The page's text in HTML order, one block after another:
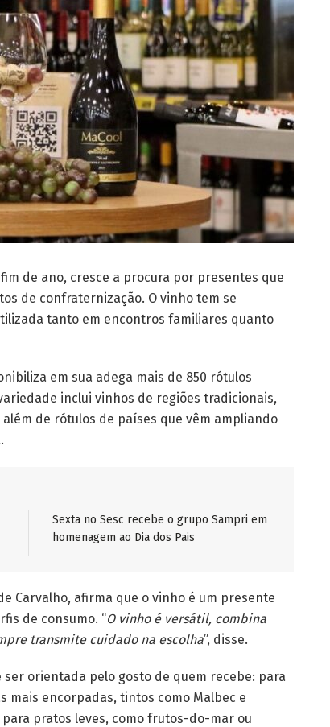
de ano, cresce a procura por presentes que
de confraternização. O vinho tem se
tanto em encontros familiares quanto
em sua adega mais de 850 rótulos
inclui vinhos de regiões tradicionais,
de rótulos de países que vêm ampliando
Sexta no Sesc recebe o grupo Sampri em
homenagem ao Dia dos Pais
Carvalho, afirma que o vinho é um presente
de consumo. “O vinho é versátil, combina
transmite cuidado na escolha”, disse.
orientada pelo gosto de quem recebe: para
mais encorpadas, tintos como Malbec e
pratos leves, como frutos-do-mar ou